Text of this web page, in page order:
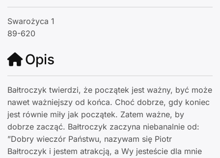
Swarożyca 1
89-620
Opis
Bałtroczyk twierdzi, że początek jest ważny, być może
nawet ważniejszy od końca. Choć dobrze, gdy koniec
jest równie miły jak początek. Zatem ważne, by
dobrze zacząć. Bałtroczyk zaczyna niebanalnie od:
”Dobry wieczór Państwu, nazywam się Piotr
Bałtroczyk i jestem atrakcją, a Wy jesteście dla mnie